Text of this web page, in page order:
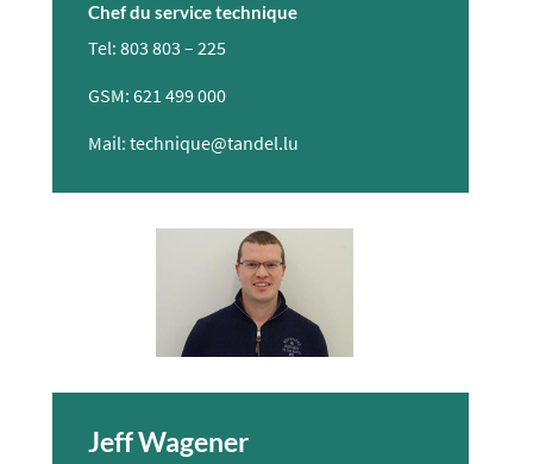
Chef du service technique
Tel: 803 803 – 225
GSM: 621 499 000
Mail: technique@tandel.lu
Jeff Wagener